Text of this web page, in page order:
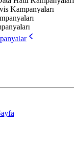
Kampanyaları